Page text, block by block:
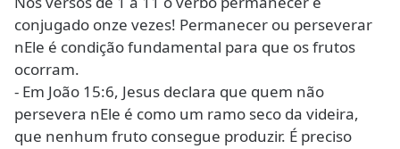
conjugado onze vezes! Permanecer ou perseverar
nEle é condição fundamental para que os frutos
ocorram.
- Em João 15:6, Jesus declara que quem não
persevera nEle é como um ramo seco da videira,
que nenhum fruto consegue produzir. É preciso